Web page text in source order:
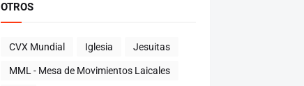
OTROS
CVX Mundial Iglesia Jesuitas
MML - Mesa de Movimientos Laicales